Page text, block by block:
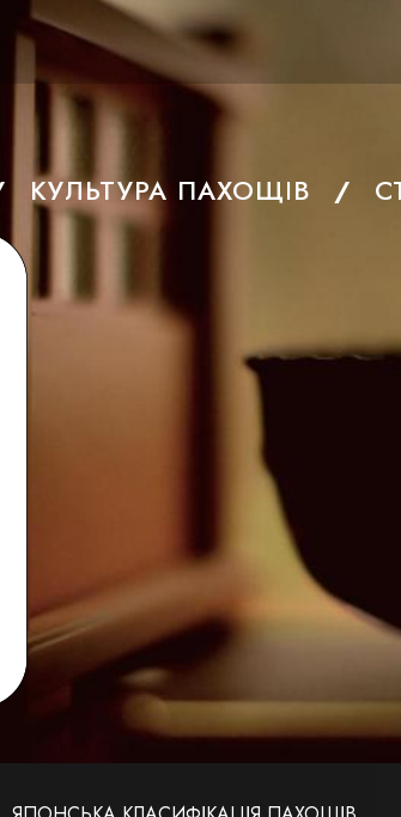
КУЛЬТУРА ПАХОЩІВ